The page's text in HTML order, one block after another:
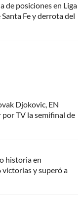
de posiciones en Liga
Fe y derrota del
Djokovic, EN
TV la semifinal de
historia en
y superó a